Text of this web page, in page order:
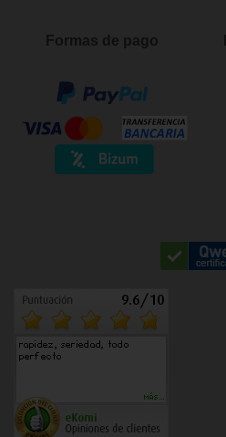
Formas de pago